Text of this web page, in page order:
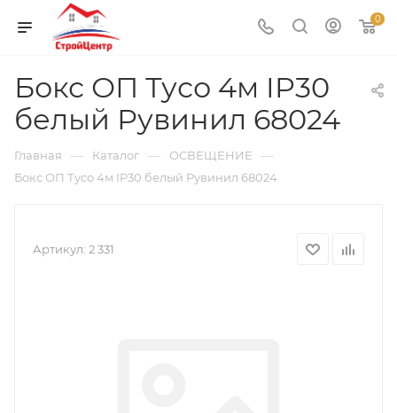
0
Бокс ОП Тусо 4м IP30
белый Рувинил 68024
Главная — Каталог — ОСВЕЩЕНИЕ —
Бокс ОП Тусо 4м IP30 белый Рувинил 68024
Артикул: 2 331